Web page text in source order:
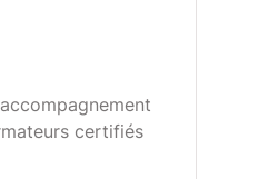
certifiés